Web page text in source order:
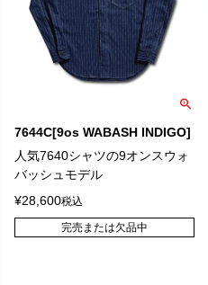
7644C[9os WABASH INDIGO]
人気7640シャツの9オンスウォ
バッシュモデル
¥28,600税込
完売または欠品中